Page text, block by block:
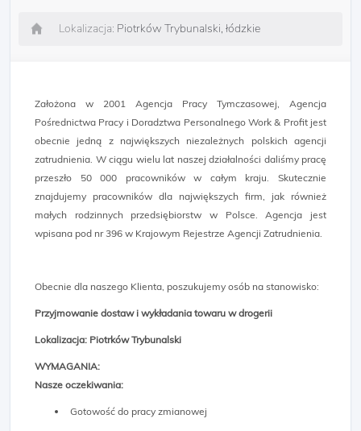
Lokalizacja: Piotrków Trybunalski, łódzkie
Założona w 2001 Agencja Pracy Tymczasowej, Agencja
Pośrednictwa Pracy i Doradztwa Personalnego Work & Profit jest
obecnie jedną z największych niezależnych polskich agencji
zatrudnienia. W ciągu wielu lat naszej działalności daliśmy pracę
przeszło 50 000 pracowników w całym kraju. Skutecznie
znajdujemy pracowników dla największych firm, jak również
małych rodzinnych przedsiębiorstw w Polsce. Agencja jest
wpisana pod nr 396 w Krajowym Rejestrze Agencji Zatrudnienia.
Obecnie dla naszego Klienta, poszukujemy osób na stanowisko:
Przyjmowanie dostaw i wykładania towaru w drogerii
Lokalizacja: Piotrków Trybunalski
WYMAGANIA:
Nasze oczekiwania:
Gotowość do pracy zmianowej